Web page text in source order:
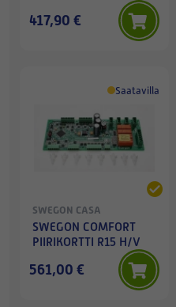
417,90 €
Saatavilla
SWEGON CASA
SWEGON COMFORT
PIIRIKORTTI R15 H/V
561,00 €